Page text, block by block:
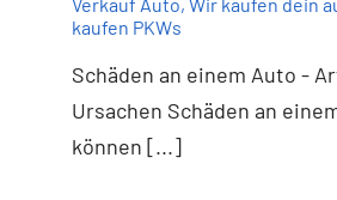
Verkauf Auto, Wir kaufen dein
kaufen PKWs
Schäden an einem Auto -
Ursachen Schäden an
können [...]